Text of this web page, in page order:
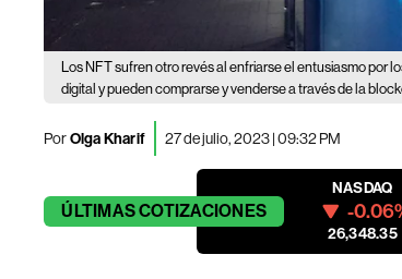
Los NFT sufren otro revés al enfriarse el entusiasmo por
digital y pueden comprarse y venderse a través de la
PorOlga Kharif 27 de julio, 2023 | 09:32 PM
ÚLTIMASCOTIZACIONES
NASDAQ
-
26,348.35